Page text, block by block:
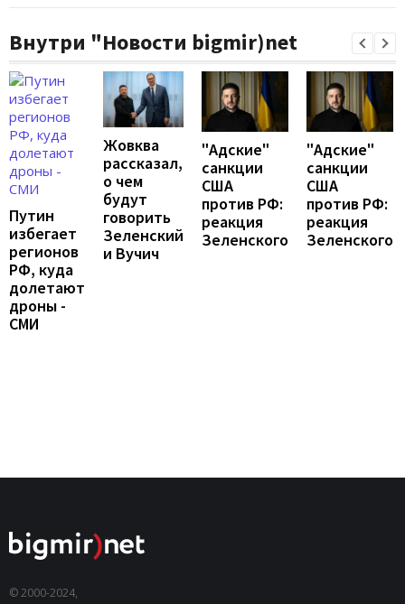
Внутри "Новости bigmir)net
Путин
избегает
регионов
РФ, куда
долетают
дроны -
СМИ
Жовква
рассказал,
о чем
будут
говорить
Зеленский
и Вучич
"Адские"
санкции
США
против РФ:
реакция
Зеленского
"Адские"
санкции
США
против РФ:
реакция
Зеленского
© 2000-2024,